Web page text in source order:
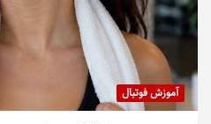
آموزش فوتبال